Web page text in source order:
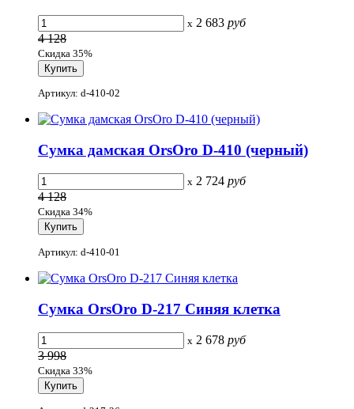
x 2 683 руб
4 128
Скидка 35%
Артикул: d-410-02
Сумка дамская OrsOro D-410 (черный)
x 2 724 руб
4 128
Скидка 34%
Артикул: d-410-01
Сумка OrsOro D-217 Синяя клетка
x 2 678 руб
3 998
Скидка 33%